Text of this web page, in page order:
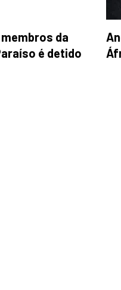
da
é detido